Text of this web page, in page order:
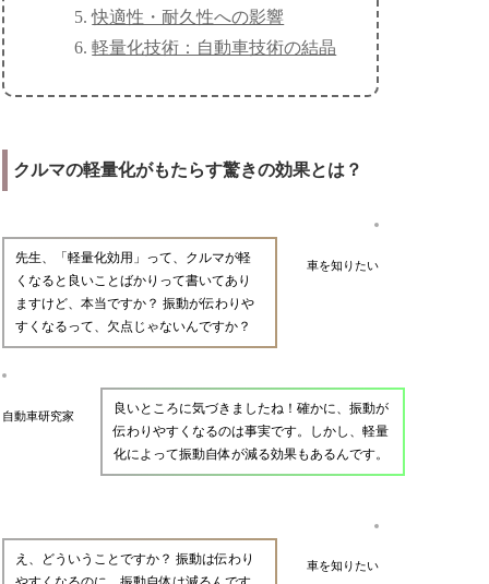
快適性・耐久性への影響
軽量化技術：自動車技術の結晶
クルマの軽量化がもたらす驚きの効果とは？
車を知りたい
先生、「軽量化効用」って、クルマが軽
くなると良いことばかりって書いてあり
ますけど、本当ですか？ 振動が伝わりや
すくなるって、欠点じゃないんですか？
自動車研究家
良いところに気づきましたね！確かに、振動が
伝わりやすくなるのは事実です。しかし、軽量
化によって振動自体が減る効果もあるんです。
車を知りたい
え、どういうことですか？ 振動は伝わり